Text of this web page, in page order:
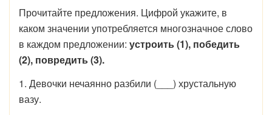
Прочитайте предложения. Цифрой укажите, в
каком значении употребляется многозначное слово
в каждом предложении: устроить (1), победить
(2), повредить (3).
1. Девочки нечаянно разбили (___) хрустальную
вазу.